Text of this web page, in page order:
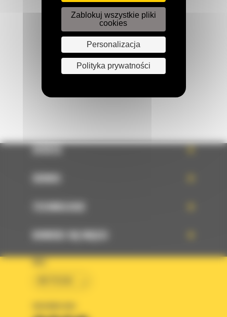
Zadzwoń do nas
122 100 122
Napisz do nas
WYŚLIJ WIADOMOŚĆ
OFERTA
SERWIS
TECHNOLOGIE
DOWIEDZ SIĘ WIĘCEJ
KRAJ
Zablokuj wszystkie pliki
cookies
Personalizacja
Polityka prywatności